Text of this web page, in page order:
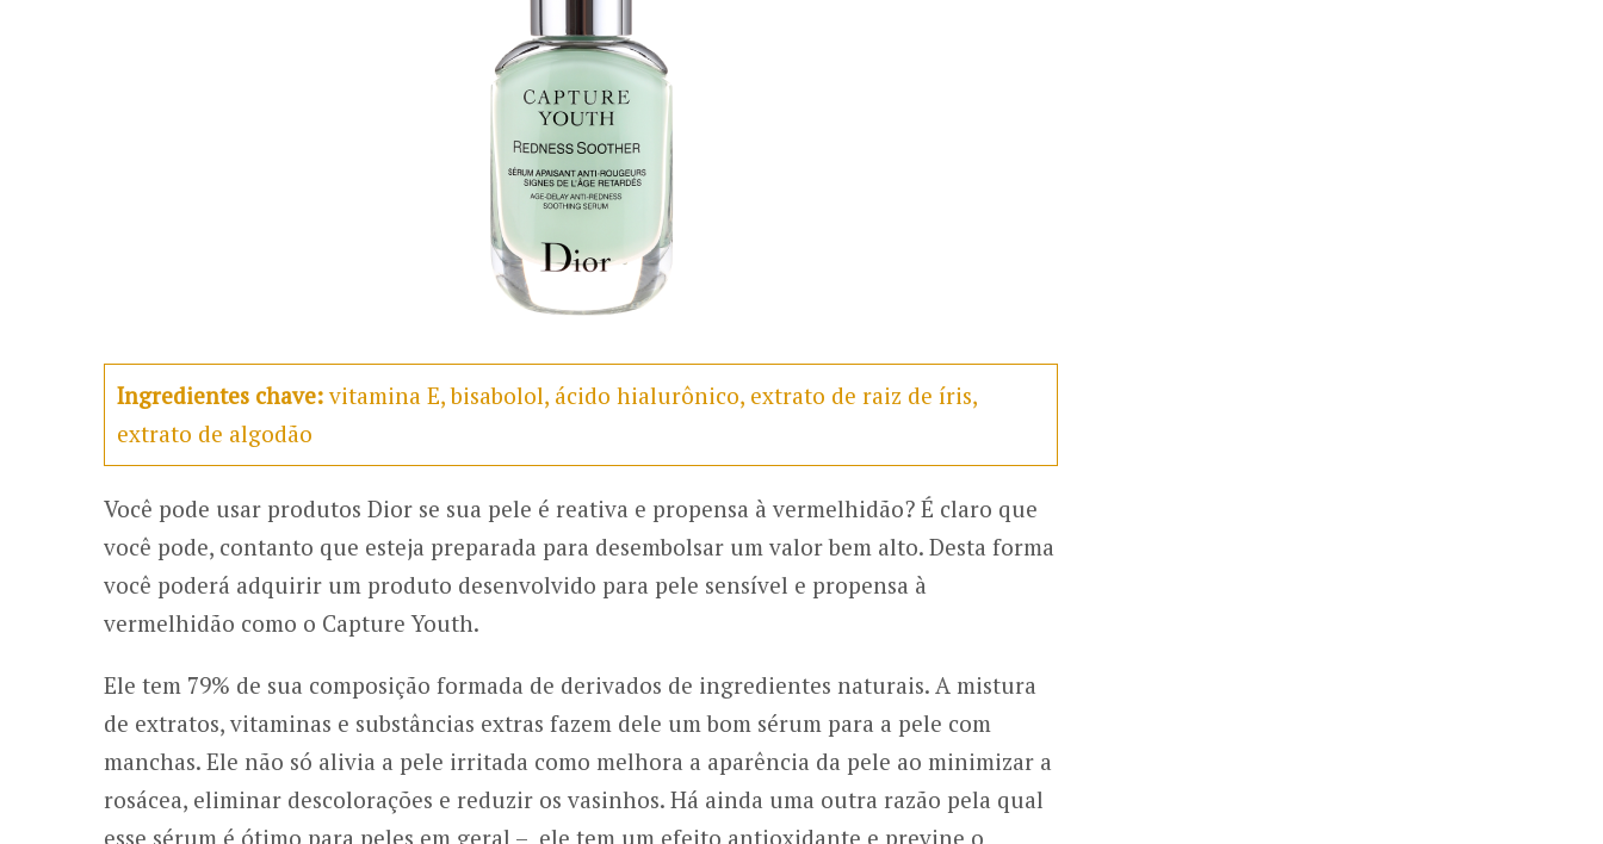
Ingredientes chave:vitamina E, bisabolol, ácido hialurônico, extrato de raiz de íris,
extrato de algodão
Você pode usar produtos Dior se sua pele é reativa e propensa à vermelhidão? É claro que
você pode, contanto que esteja preparada para desembolsar um valor bem alto. Desta forma
você poderá adquirir um produto desenvolvido para pele sensível e propensa à
vermelhidão como o Capture Youth.
Ele tem 79% de sua composição formada de derivados de ingredientes naturais. A mistura
de extratos, vitaminas e substâncias extras fazem dele um bom sérum para a pele com
manchas. Ele não só alivia a pele irritada como melhora a aparência da pele ao minimizar a
rosácea, eliminar descolorações e reduzir os vasinhos. Há ainda uma outra razão pela qual
esse sérum é ótimo para peles em geral – ele tem um efeito antioxidante e previne o